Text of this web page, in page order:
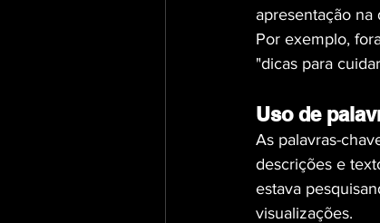
apresentação na
Por exemplo,
"dicas para
Uso de
As palavras-
descrições e
estava
visualizações.